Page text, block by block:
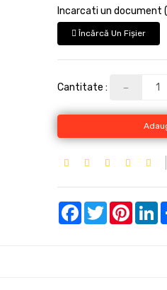
Incarcati un document
Încărcă Un Fişier
Cantitate :
Facebook
Twitter